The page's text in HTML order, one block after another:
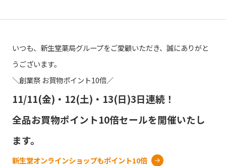
いつも、新生堂薬局グループをご愛顧いただき、誠にありがと
うございます。
＼創業祭 お買物ポイント10倍／
11/11(金)・12(土)・13(日)3日連続！
全品お買物ポイント10倍セールを開催いたし
ます。
新生堂オンラインショップもポイント10倍